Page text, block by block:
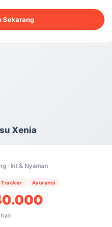
Sekarang
Xenia
· Irit & Nyaman
Tracker Asuransi
hari